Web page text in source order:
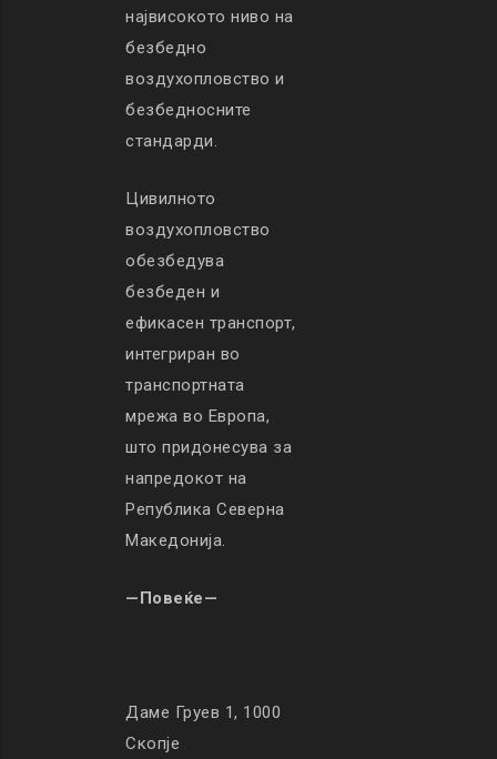
највисокото ниво на
безбедно
воздухопловство и
безбедносните
стандарди.
Цивилното
воздухопловство
обезбедува
безбеден и
ефикасен транспорт,
интегриран во
транспортната
мрежа во Европа,
што придонесува за
напредокот на
Република Северна
Македонија.
—Повеќе—
Даме Груев 1, 1000
Скопје